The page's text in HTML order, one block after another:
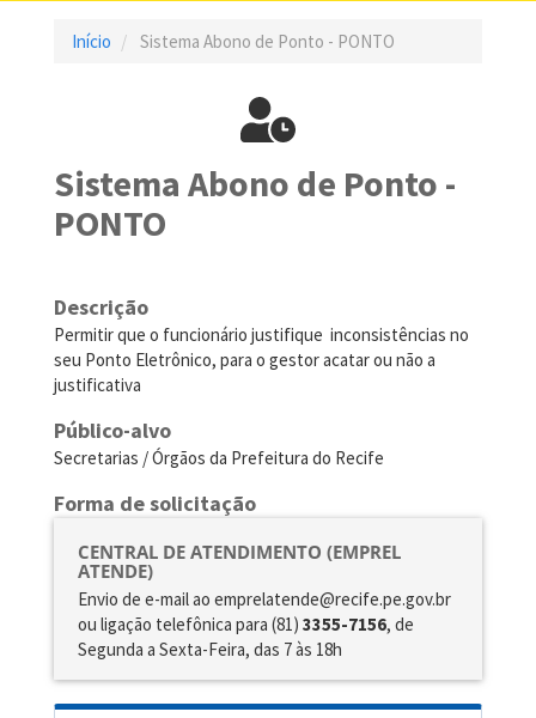
Início Sistema Abono de Ponto - PONTO
Sistema Abono de Ponto -
PONTO
Descrição
Permitir que o funcionário justifique inconsistências no
seu Ponto Eletrônico, para o gestor acatar ou não a
justificativa
Público-alvo
Secretarias / Órgãos da Prefeitura do Recife
Forma de solicitação
CENTRAL DE ATENDIMENTO (EMPREL
ATENDE)
Envio de e-mail ao emprelatende@recife.pe.gov.br
ou ligação telefônica para (81) 3355-7156, de
Segunda a Sexta-Feira, das 7 às 18h